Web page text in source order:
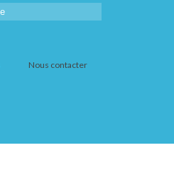
Nous contacter